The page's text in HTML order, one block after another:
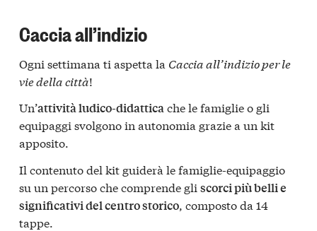
Caccia all’indizio
Ogni settimana ti aspetta la Caccia all’indizio per le
vie della città!
Un’attività ludico-didatticache le famiglie o gli
equipaggi svolgono in autonomia grazie a un kit
apposito.
Il contenuto del kit guiderà le famiglie-equipaggio
su un percorso che comprende gli scorci più belli e
significativi del centro storico, composto da 14
tappe.